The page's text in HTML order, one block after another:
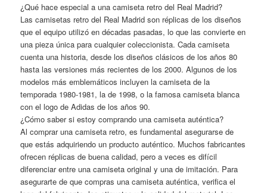
¿Qué hace especial a una camiseta retro del Real Madrid?
Las camisetas retro del Real Madrid son réplicas de los diseños
que el equipo utilizó en décadas pasadas, lo que las convierte en
una pieza única para cualquier coleccionista. Cada camiseta
cuenta una historia, desde los diseños clásicos de los años 80
hasta las versiones más recientes de los 2000. Algunos de los
modelos más emblemáticos incluyen la camiseta de la
temporada 1980-1981, la de 1998, o la famosa camiseta blanca
con el logo de Adidas de los años 90.
¿Cómo saber si estoy comprando una camiseta auténtica?
Al comprar una camiseta retro, es fundamental asegurarse de
que estás adquiriendo un producto auténtico. Muchos fabricantes
ofrecen réplicas de buena calidad, pero a veces es difícil
diferenciar entre una camiseta original y una de imitación. Para
asegurarte de que compras una camiseta auténtica, verifica el